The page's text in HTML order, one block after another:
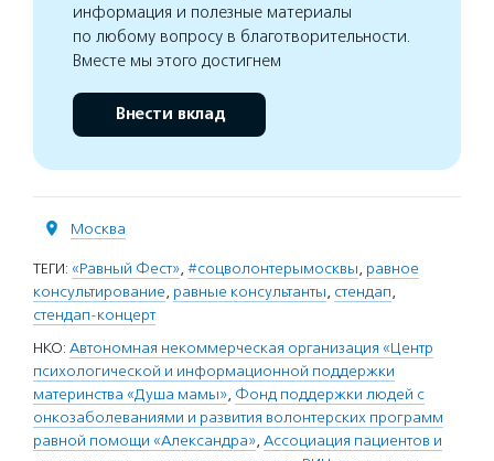
информация и полезные материалы
по любому вопросу в благотворительности.
Вместе мы этого достигнем
Внести вклад
Москва
ТЕГИ: «Равный Фест», #соцволонтерымосквы, равное
консультирование, равные консультанты, стендап,
стендап-концерт
НКО: Автономная некоммерческая организация «Центр
психологической и информационной поддержки
материнства «Душа мамы», Фонд поддержки людей с
онкозаболеваниями и развития волонтерских программ
равной помощи «Александра», Ассоциация пациентов и